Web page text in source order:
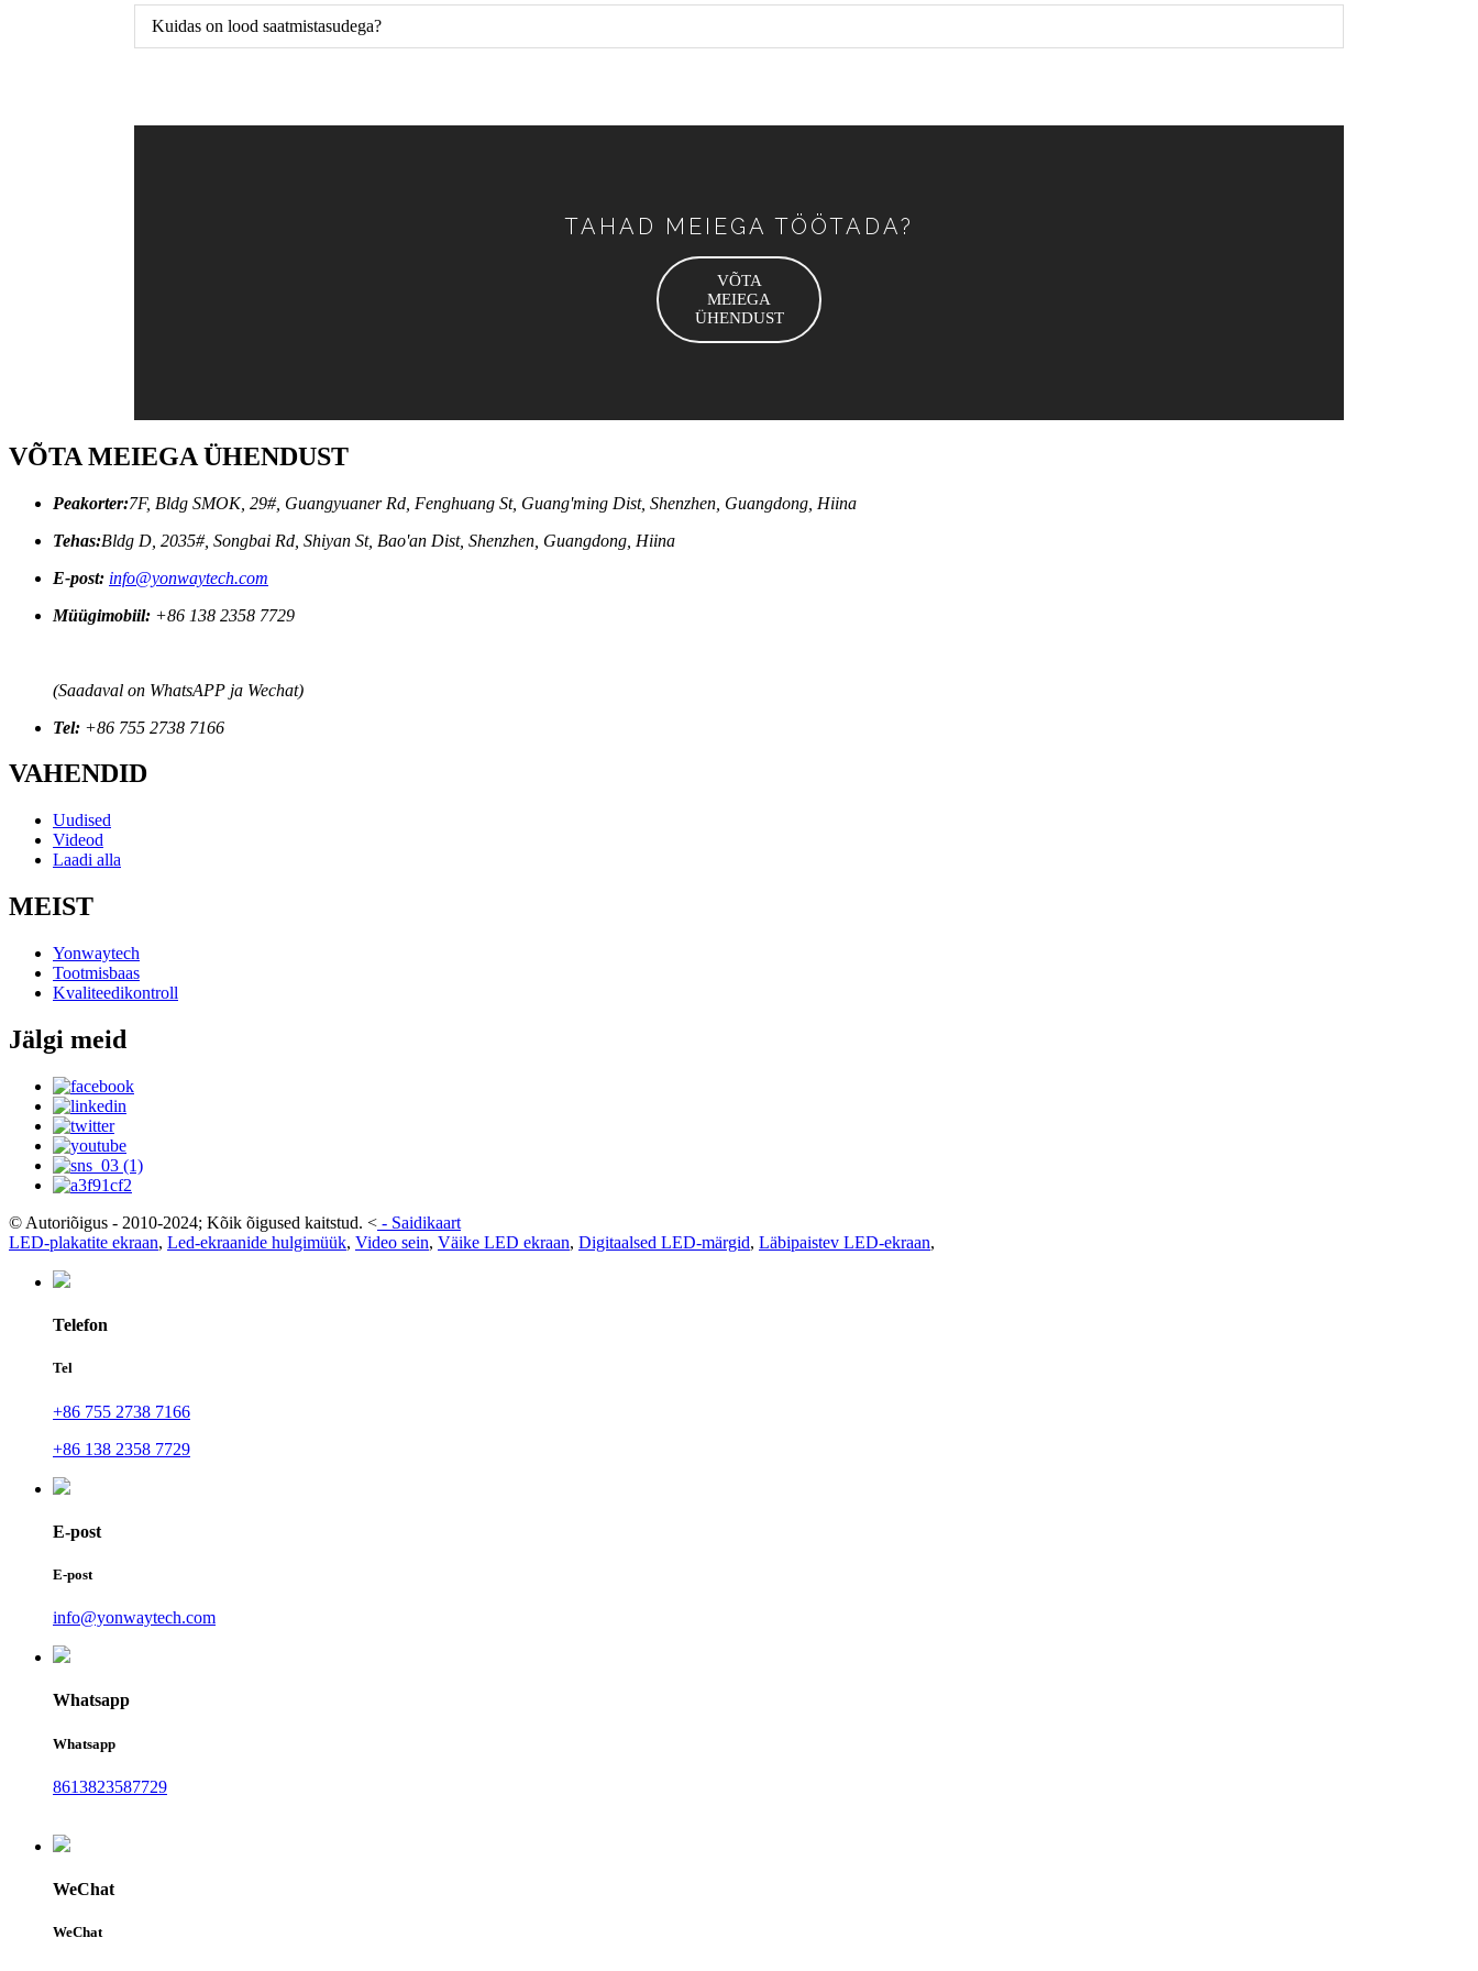
Kuidas on lood saatmistasudega?
TAHAD MEIEGA TÖÖTADA?
VÕTA
MEIEGA
ÜHENDUST
VÕTA MEIEGA ÜHENDUST
Peakorter:7F, Bldg SMOK, 29#, Guangyuaner Rd, Fenghuang St, Guang'ming Dist, Shenzhen, Guangdong, Hiina
Tehas:Bldg D, 2035#, Songbai Rd, Shiyan St, Bao'an Dist, Shenzhen, Guangdong, Hiina
E-post: info@yonwaytech.com
Müügimobiil: +86 138 2358 7729
(Saadaval on WhatsAPP ja Wechat)
Tel: +86 755 2738 7166
VAHENDID
Uudised
Videod
Laadi alla
MEIST
Yonwaytech
Tootmisbaas
Kvaliteedikontroll
Jälgi meid
© Autoriõigus - 2010-2024; Kõik õigused kaitstud. < - Saidikaart
LED-plakatite ekraan, Led-ekraanide hulgimüük, Video sein, Väike LED ekraan, Digitaalsed LED-märgid, Läbipaistev LED-ekraan,
Telefon
Tel
+86 755 2738 7166
+86 138 2358 7729
E-post
E-post
info@yonwaytech.com
Whatsapp
Whatsapp
8613823587729
WeChat
WeChat